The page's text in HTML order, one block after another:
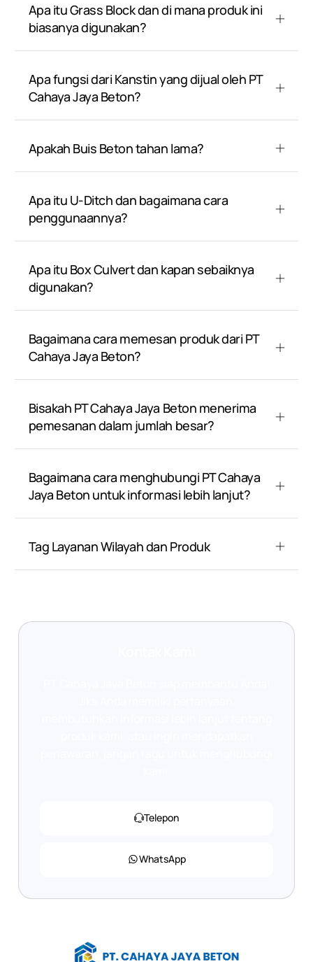
Apa itu Grass Block dan di mana produk ini
biasanya digunakan?
Apa fungsi dari Kanstin yang dijual oleh PT
Cahaya Jaya Beton?
Apakah Buis Beton tahan lama?
Apa itu U-Ditch dan bagaimana cara
penggunaannya?
Apa itu Box Culvert dan kapan sebaiknya
digunakan?
Bagaimana cara memesan produk dari PT
Cahaya Jaya Beton?
Bisakah PT Cahaya Jaya Beton menerima
pemesanan dalam jumlah besar?
Bagaimana cara menghubungi PT Cahaya
Jaya Beton untuk informasi lebih lanjut?
Tag Layanan Wilayah dan Produk
Telepon
WhatsApp